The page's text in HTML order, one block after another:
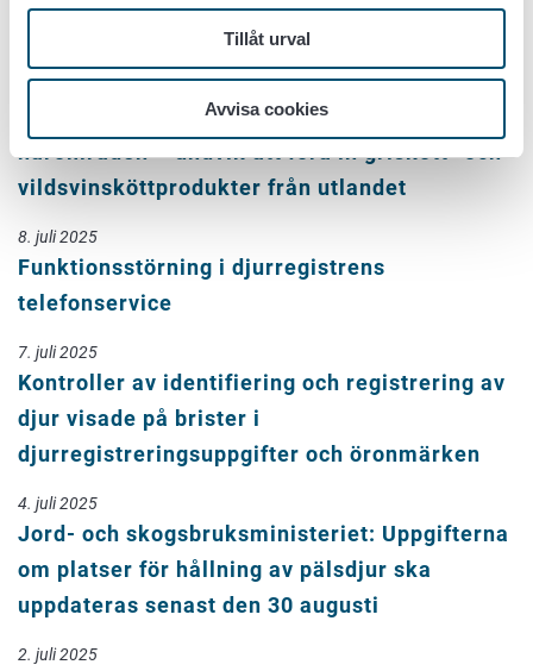
Tillåt urval
Avvisa cookies
31. juli 2025
Afrikansk svinpest sprider sig i Finlands
närområden – undvik att föra in griskött- och
vildsvinsköttprodukter från utlandet
8. juli 2025
Funktionsstörning i djurregistrens
telefonservice
7. juli 2025
Kontroller av identifiering och registrering av
djur visade på brister i
djurregistreringsuppgifter och öronmärken
4. juli 2025
Jord- och skogsbruksministeriet: Uppgifterna
om platser för hållning av pälsdjur ska
uppdateras senast den 30 augusti
2. juli 2025